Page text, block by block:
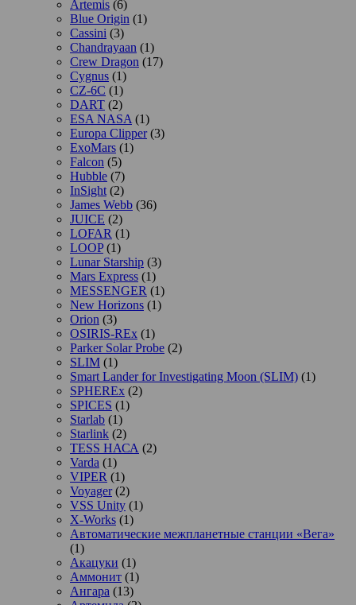
Artemis (6)
Blue Origin (1)
Cassini (3)
Chandrayaan (1)
Crew Dragon (17)
Cygnus (1)
CZ-6C (1)
DART (2)
ESA NASA (1)
Europa Clipper(3)
ExoMars (1)
Falcon (5)
Hubble (7)
InSight (2)
James Webb (36)
JUICE (2)
LOFAR (1)
LOOP(1)
Lunar Starship (3)
Mars Express (1)
MESSENGER (1)
New Horizons (1)
Orion (3)
OSIRIS-REx (1)
Parker Solar Probe (2)
SLIM (1)
Smart Lander for Investigating Moon (SLIM) (1)
SPHEREx (2)
SPICES (1)
Starlab (1)
Starlink (2)
TESS НАСА (2)
Varda (1)
VIPER (1)
Voyager(2)
VSS Unity (1)
X-Works (1)
Автоматические межпланетные станции «Вега»
(1)
Акацуки (1)
Аммонит (1)
Ангара (13)